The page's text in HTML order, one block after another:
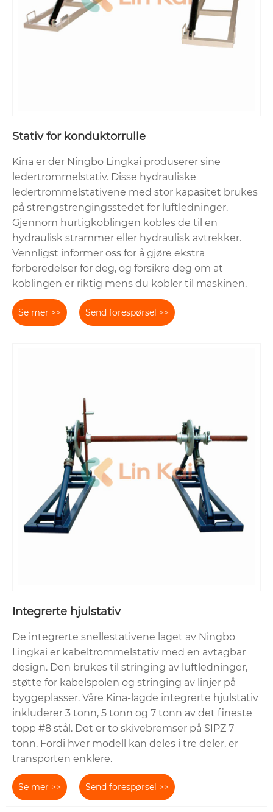
Stativ for konduktorrulle
Kina er der Ningbo Lingkai produserer sine
ledertrommelstativ. Disse hydrauliske
ledertrommelstativene med stor kapasitet brukes
på strengstrengingsstedet for luftledninger.
Gjennom hurtigkoblingen kobles de til en
hydraulisk strammer eller hydraulisk avtrekker.
Vennligst informer oss for å gjøre ekstra
forberedelser for deg, og forsikre deg om at
koblingen er riktig mens du kobler til maskinen.
Se mer >> Send forespørsel >>
Integrerte hjulstativ
De integrerte snellestativene laget av Ningbo
Lingkai er kabeltrommelstativ med en avtagbar
design. Den brukes til stringing av luftledninger,
støtte for kabelspolen og stringing av linjer på
byggeplasser. Våre Kina-lagde integrerte hjulstativ
inkluderer 3 tonn, 5 tonn og 7 tonn av det fineste
topp #8 stål. Det er to skivebremser på SIPZ 7
tonn. Fordi hver modell kan deles i tre deler, er
transporten enklere.
Se mer >> Send forespørsel >>